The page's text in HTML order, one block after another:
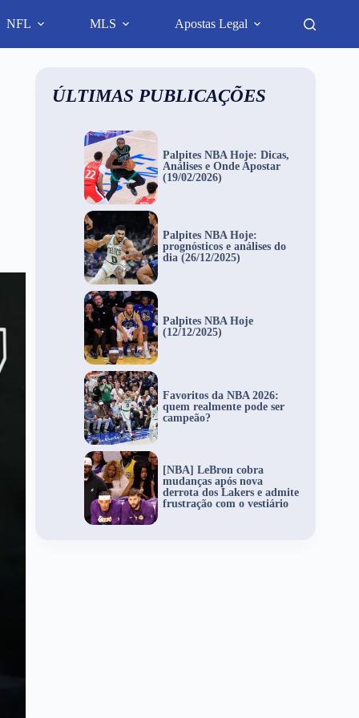
NFL MLS Apostas Legal
ÚLTIMAS PUBLICAÇÕES
Palpites NBA Hoje: Dicas,
Análises e Onde Apostar
(19/02/2026)
Palpites NBA Hoje:
prognósticos e análises do
dia (26/12/2025)
Palpites NBA Hoje
(12/12/2025)
Favoritos da NBA 2026:
quem realmente pode ser
campeão?
[NBA] LeBron cobra
mudanças após nova
derrota dos Lakers e admite
frustração com o vestiário